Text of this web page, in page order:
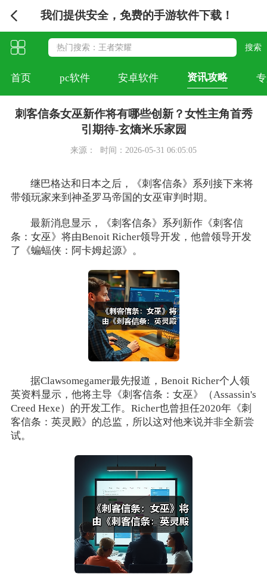
我们提供安全，免费的手游软件下载！
首页 pc软件 安卓软件 资讯攻略
刺客信条女巫新作将有哪些创新？女性主角首秀
引期待-玄熵米乐家园
来源： 时间：2026-05-31 06:05:05
继巴格达和日本之后，《刺客信条》系列接下来将
带领玩家来到神圣罗马帝国的女巫审判时期。
最新消息显示，《刺客信条》系列新作《刺客信
条：女巫》将由Benoit Richer领导开发，他曾领导开发
了《蝙蝠侠：阿卡姆起源》。
据Clawsomegamer最先报道，Benoit Richer个人领
英资料显示，他将主导《刺客信条：女巫》（Assassin's
Creed Hexe）的开发工作。Richer也曾担任2020年《刺
客信条：英灵殿》的总监，所以这对他来说并非全新尝
试。